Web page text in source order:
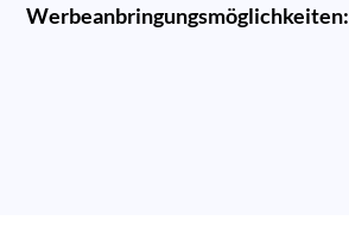
Werbeanbringungsmöglichkeiten: